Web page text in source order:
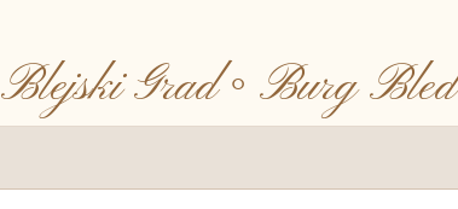
Blejski Grad ◦ Burg Bled